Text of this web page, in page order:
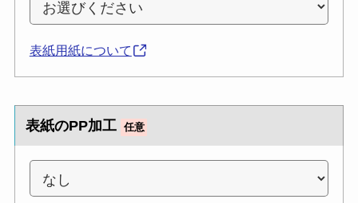
表紙用紙について
表紙のPP加工 任意